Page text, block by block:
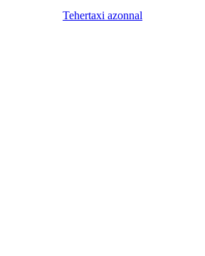
Tehertaxi azonnal